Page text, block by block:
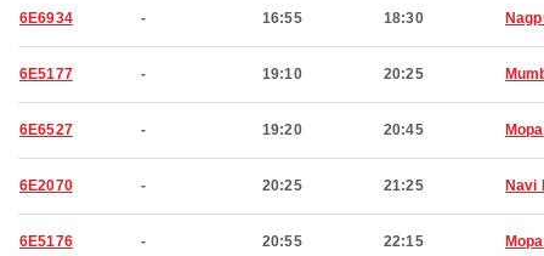
6E6934 - 16:55 18:30
6E5177 - 19:10 20:25
6E6527 - 19:20 20:45 Mopa
6E2070 - 20:25 21:25 Navi
6E5176 - 20:55 22:15 Mopa